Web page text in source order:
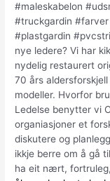
#maleskabelon
#truckgardin
#plastgardin
nye ledere? Vi har
nydelig restaurert
70 års
modeller. Hvorfor
Ledelse benytter vi
organiasjoner et
diskutere og
ikkje berre om å gå
ha eit nært,